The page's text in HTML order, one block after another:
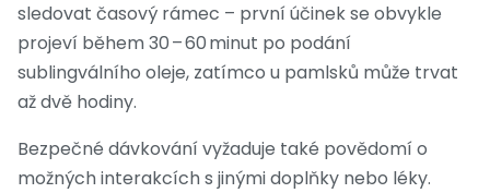
sledovat časový rámec – první účinek se obvykle
projeví během 30 – 60 minut po podání
sublingválního oleje, zatímco u pamlsků může trvat
až dvě hodiny.
Bezpečné dávkování vyžaduje také povědomí o
možných interakcích s jinými doplňky nebo léky.